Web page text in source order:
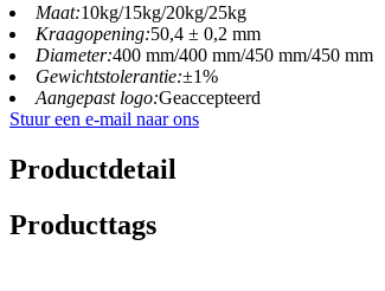
Maat:10kg/15kg/20kg/25kg
Kraagopening:50,4 ± 0,2 mm
Diameter:400 mm/400 mm/450 mm/450 mm
Gewichtstolerantie:±1%
Aangepast logo:Geaccepteerd
Stuur een e-mail naar ons
Productdetail
Producttags